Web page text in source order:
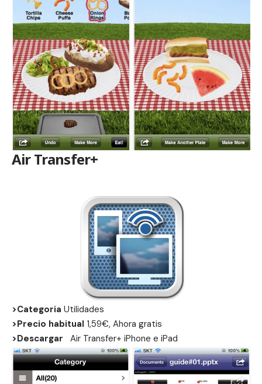
Air Transfer+
>Categoria Utilidades
>Precio habitual 1,59€, Ahora gratis
>Descargar
Air Transfer+ iPhone e iPad